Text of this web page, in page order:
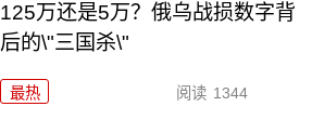
125万还是5万？俄乌战损数字背
后的\"三国杀\"
最热 阅读 1344